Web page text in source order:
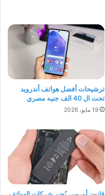
ترشيحات أفضل هواتف أندرويد
تحت ال 40 الف جنيه مصري
19 مايو، 2026